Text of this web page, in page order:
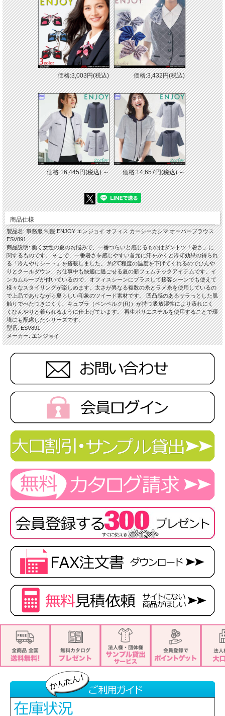
価格:3,003円(税込) 価格:3,432円(税込)
価格:16,445円(税込)～ 価格:14,657円(税込)～
商品仕様
製品名: 事務服 制服 ENJOY エンジョイ オフィス カーシーカシマ オーバーブラウス
ESV891
商品説明: 働く女性の夏のお悩みで、一番つらいと感じるものはダントツ「暑さ」に
関するものです。 そこで、一番暑さを感じやすい首元に汗をかくと冷却効果の得られ
る「冷んやりシート」を搭載しました。 約2℃程度の温度を下げてくれるのでひんや
りとクールダウン、お仕事中も快適に過ごせる夏の新フェムテックアイテムです。イ
ンカムループが付いているので、オフィスシーンにプラスして接客シーンでも使えて
様々なスタイリングが楽しめます。太さが異なる複数の糸とラメ糸を使用しているの
で上品でありながら夏らしい印象のツイード素材です。 凹凸感のあるサラっとした肌
触りでべたつきにくく、キュプラ（ベンベルク(R)）が持つ吸放湿性により蒸れにく
くひんやりと着られるように仕上げています。 再生ポリエステルを使用することで環
境にも配慮したシリーズです。
型番: ESV891
メーカー: エンジョイ